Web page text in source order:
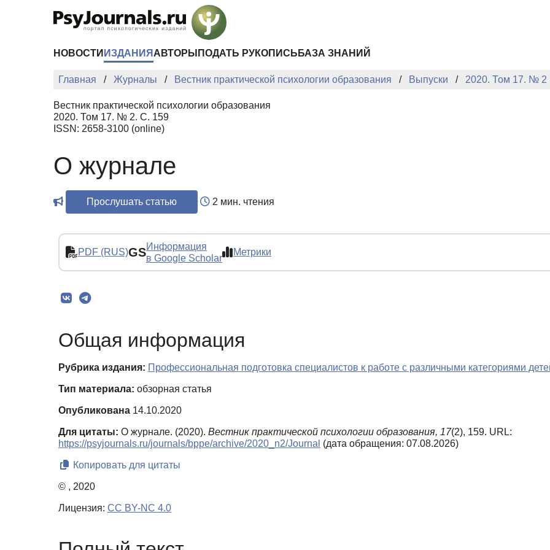
НОВОСТИ ИЗДАНИЯ АВТОРЫ ПОДАТЬ РУКОПИСЬ БАЗА ЗНАНИЙ
Главная Журналы Вестник практической психологии образования Выпуски 2020. Том 17. № 2
Вестник практической психологии образования
2020. Том 17. № 2. С. 159
ISSN: 2658-3100 (online)
О журнале
Прослушать статью 2 мин. чтения
PDF (RUS)GSИнформация
в Google Scholar
Метрики
Общая информация
Рубрика издания: Профессиональная подготовка специалистов к работе с различными категориями
Тип материала: обзорная статья
Опубликована 14.10.2020
Для цитаты: О журнале. (2020). Вестник практической психологии образования, 17(2), 159. URL:
https://psyjournals.ru/journals/bppe/archive/2020_n2/Journal (дата обращения: 07.08.2026)
Копировать для цитаты
© , 2020
Лицензия: CC BY-NC 4.0